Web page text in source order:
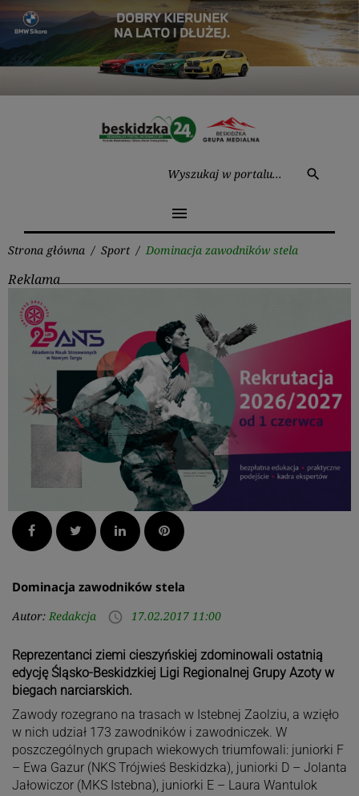
Przejdź
treści
search
menu
Strona główna / Sport / Dominacja zawodników stela
Reklama
Facebook Twitter LinkedInPinterest
Dominacja zawodników stela
Autor: Redakcja access_time 17.02.2017 11:00
Reprezentanci ziemi cieszyńskiej zdominowali ostatnią
edycję Śląsko-Beskidzkiej Ligi Regionalnej Grupy Azoty w
biegach narciarskich.
Zawody rozegrano na trasach w Istebnej Zaolziu, a wzięło
w nich udział 173 zawodników i zawodniczek. W
poszczególnych grupach wiekowych triumfowali: juniorki F
– Ewa Gazur (NKS Trójwieś Beskidzka), juniorki D – Jolanta
Jałowiczor (MKS Istebna), juniorki E – Laura Wantulok